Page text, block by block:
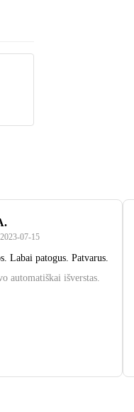
2023‑07‑15
Labai patogus. Patvarus.
automatiškai išverstas.